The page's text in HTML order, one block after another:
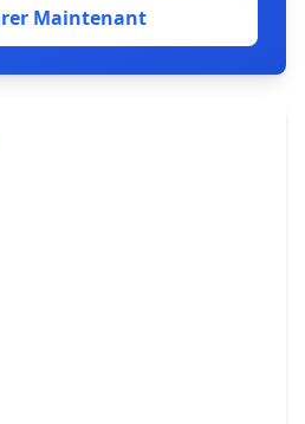
Maintenant